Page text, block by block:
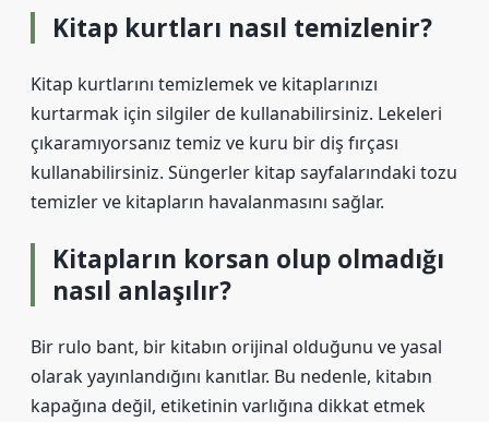
Kitap kurtları nasıl temizlenir?
Kitap kurtlarını temizlemek ve kitaplarınızı
kurtarmak için silgiler de kullanabilirsiniz. Lekeleri
çıkaramıyorsanız temiz ve kuru bir diş fırçası
kullanabilirsiniz. Süngerler kitap sayfalarındaki tozu
temizler ve kitapların havalanmasını sağlar.
Kitapların korsan olup olmadığı
nasıl anlaşılır?
Bir rulo bant, bir kitabın orijinal olduğunu ve yasal
olarak yayınlandığını kanıtlar. Bu nedenle, kitabın
kapağına değil, etiketinin varlığına dikkat etmek